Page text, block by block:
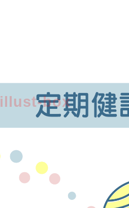
illust-box